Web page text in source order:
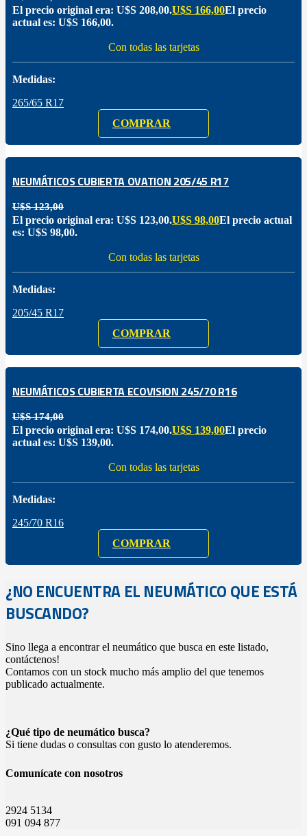
El precio original era: U$S 208,00.U$S 166,00El precio
actual es: U$S 166,00.
Con todas las tarjetas
Medidas:
265/65 R17
COMPRAR
NEUMÁTICOS CUBIERTA OVATION 205/45 R17
U$S123,00
El precio original era: U$S 123,00.U$S 98,00El precio actual
es: U$S 98,00.
Con todas las tarjetas
Medidas:
205/45 R17
COMPRAR
NEUMÁTICOS CUBIERTA ECOVISION 245/70 R16
U$S174,00
El precio original era: U$S 174,00.U$S 139,00El precio
actual es: U$S 139,00.
Con todas las tarjetas
Medidas:
245/70 R16
COMPRAR
¿NO ENCUENTRA EL NEUMÁTICO QUE ESTÁ
BUSCANDO?
Sino llega a encontrar el neumático que busca en este listado,
contáctenos!
Contamos con un stock mucho más amplio del que tenemos
publicado actualmente.
¿Qué tipo de neumático busca?
Si tiene dudas o consultas con gusto lo atenderemos.
Comunícate con nosotros
2924 5134
091 094 877